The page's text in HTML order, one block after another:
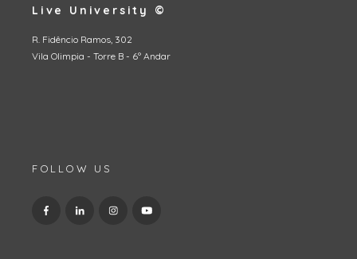
Live University ©
R. Fidêncio Ramos, 302
Vila Olimpia - Torre B - 6º Andar
FOLLOW US